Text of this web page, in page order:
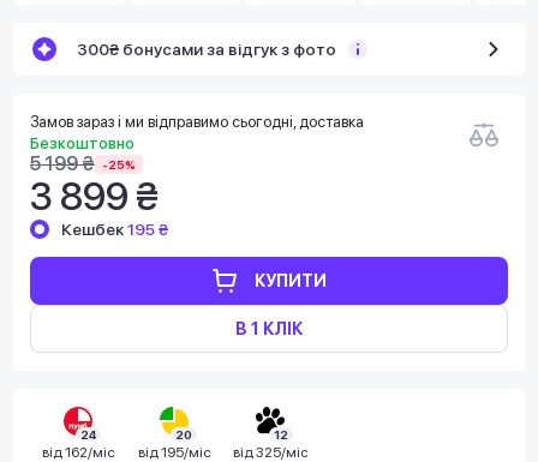
300₴ бонусами за відгук з фото
Замов зараз і ми відправимо сьогодні, доставка
Безкоштовно
5 199 ₴ -25%
3 899 ₴
КУПИТИ
В 1 КЛІК
Кешбек195 ₴
24
від 162/міс
20
від 195/міс
12
від 325/міс